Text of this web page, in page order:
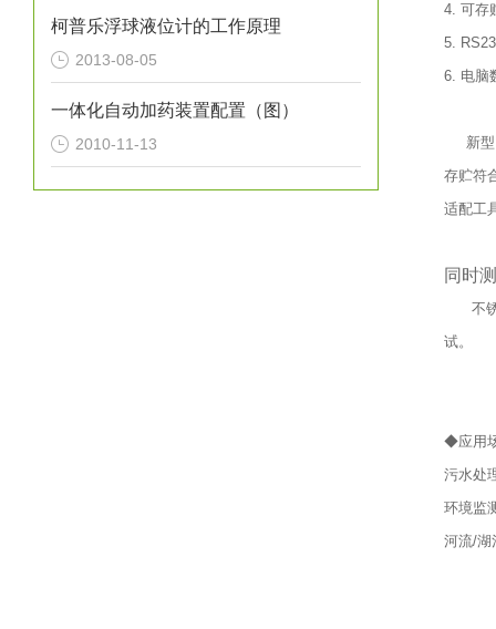
柯普乐浮球液位计的工作原理
2013-08-05
一体化自动加药装置配置（图）
2010-11-13
4. 可存
5.
6. 电脑
新型
存贮符
适配工
同时
不锈
试。
◆应用
污水处
环境监
河流/湖